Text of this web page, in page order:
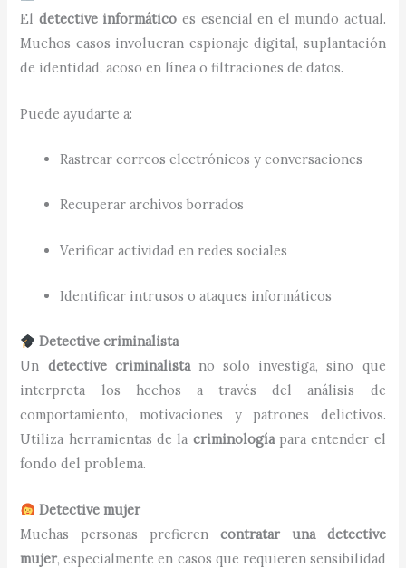
El detective informático es esencial en el mundo actual.
Muchos casos involucran espionaje digital, suplantación
de identidad, acoso en línea o filtraciones de datos.
Puede ayudarte a:
Rastrear correos electrónicos y conversaciones
Recuperar archivos borrados
Verificar actividad en redes sociales
Identificar intrusos o ataques informáticos
Detective criminalista
Un detective criminalistano solo investiga, sino que
interpreta los hechos a través del análisis de
comportamiento, motivaciones y patrones delictivos.
Utiliza herramientas de la criminologíapara entender el
fondo del problema.
Detective mujer
Muchas personas prefieren contratar una detective
mujer, especialmente en casos que requieren sensibilidad